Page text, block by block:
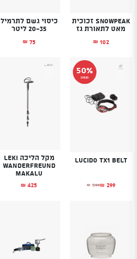
SnowPeak זכוכית
מאט לתאורת גז
₪ 102
כיסוי גשם לתרמיל
20-35 ליטר
₪ 75
50%
הנחה
Lucido TX1 belt
₪ 599
המחיר המקורי היה: ₪599.₪ 299 המחיר הנוכחי הוא: ₪299.
מקל הליכה LEKI
WANDERFREUND
MAKALU
₪ 425